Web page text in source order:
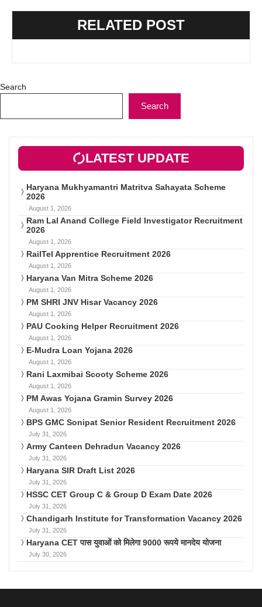
RELATED POST
Search
Search
LATEST UPDATE
Haryana Mukhyamantri Matritva Sahayata Scheme
2026
August 1, 2026
Ram Lal Anand College Field Investigator Recruitment
2026
August 1, 2026
RailTel Apprentice Recruitment 2026
August 1, 2026
Haryana Van Mitra Scheme 2026
August 1, 2026
PM SHRI JNV Hisar Vacancy 2026
August 1, 2026
PAU Cooking Helper Recruitment 2026
August 1, 2026
E-Mudra Loan Yojana 2026
August 1, 2026
Rani Laxmibai Scooty Scheme 2026
August 1, 2026
PM Awas Yojana Gramin Survey 2026
August 1, 2026
BPS GMC Sonipat Senior Resident Recruitment 2026
July 31, 2026
Army Canteen Dehradun Vacancy 2026
July 31, 2026
Haryana SIR Draft List 2026
July 31, 2026
HSSC CET Group C & Group D Exam Date 2026
July 31, 2026
Chandigarh Institute for Transformation Vacancy 2026
July 31, 2026
Haryana CET पास युवाओं को मिलेगा 9000 रूपये मानदेय योजना
July 30, 2026